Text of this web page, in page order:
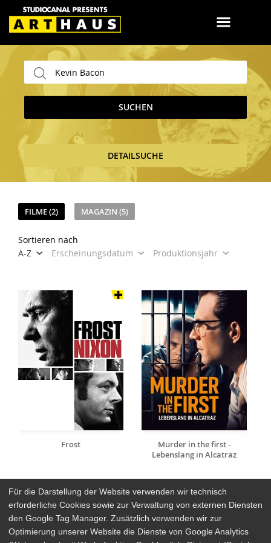
SUCHEN
DETAILSUCHE
FILME (2) MAGAZIN (5)
Sortieren nach
A-Z
Erscheinungsdatum Produktionsjahr
Frost
Murder in the first -
Lebenslang in Alcatraz
Arthaus Stores
Für die Darstellung der Website verwenden wir technisch
erforderliche Cookies sowie zur Verwaltung von externen Diensten
den Google Tag Manager. Zusätzlich verwenden wir zur
Optimierung unserer Website die Dienste von Google Analytics